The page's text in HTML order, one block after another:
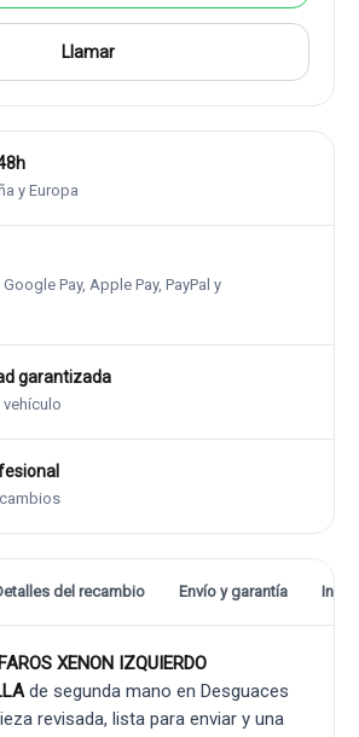
Llamar
y Europa
Pay, Apple Pay, PayPal y
garantizada
del recambio Envío y garantía
XENON IZQUIERDO
de segunda mano en Desguaces
revisada, lista para enviar y una